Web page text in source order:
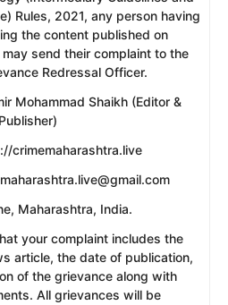
Rules, 2021, any person having
the content published on
send their complaint to the
Redressal Officer.
Mohammad Shaikh (Editor &
Publisher)
crimemaharashtra.live
Maharashtra, India.
your complaint includes the
article, the date of publication,
of the grievance along with
All grievances will be